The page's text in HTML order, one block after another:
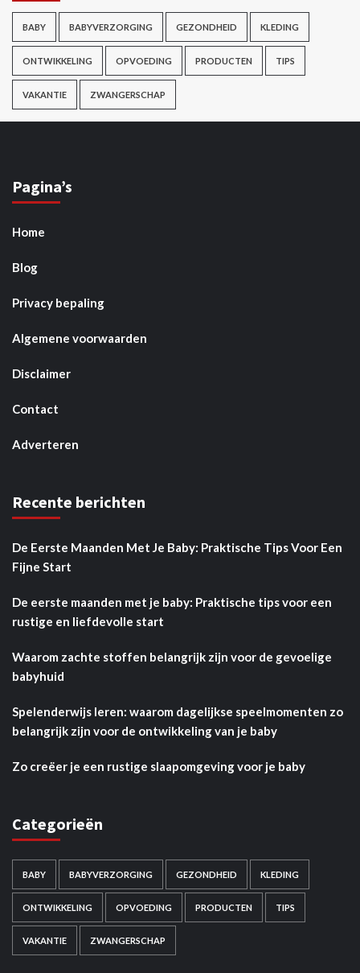
BABY BABYVERZORGING GEZONDHEID KLEDING
ONTWIKKELING OPVOEDING PRODUCTEN TIPS
VAKANTIE ZWANGERSCHAP
Pagina’s
Home
Blog
Privacy bepaling
Algemene voorwaarden
Disclaimer
Contact
Adverteren
Recente berichten
De Eerste Maanden Met Je Baby: Praktische Tips Voor Een
Fijne Start
De eerste maanden met je baby: Praktische tips voor een
rustige en liefdevolle start
Waarom zachte stoffen belangrijk zijn voor de gevoelige
babyhuid
Spelenderwijs leren: waarom dagelijkse speelmomenten zo
belangrijk zijn voor de ontwikkeling van je baby
Zo creëer je een rustige slaapomgeving voor je baby
Categorieën
BABY BABYVERZORGING GEZONDHEID KLEDING
ONTWIKKELING OPVOEDING PRODUCTEN TIPS
VAKANTIE ZWANGERSCHAP